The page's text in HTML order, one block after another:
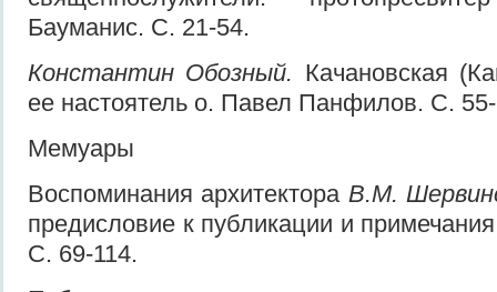
Бауманис. С. 21-54.
Константин Обозный. Качановская
ее настоятель о. Павел Панфилов. С.
Мемуары
Воспоминания архитектора В.М.
предисловие к публикации и
С. 69-114.